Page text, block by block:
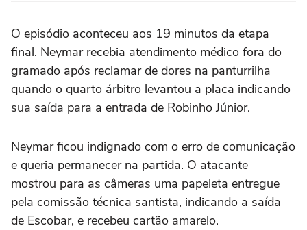
O episódio aconteceu aos 19 minutos da etapa
final. Neymar recebia atendimento médico fora do
gramado após reclamar de dores na panturrilha
quando o quarto árbitro levantou a placa indicando
sua saída para a entrada de Robinho Júnior.
Neymar ficou indignado com o erro de comunicação
e queria permanecer na partida. O atacante
mostrou para as câmeras uma papeleta entregue
pela comissão técnica santista, indicando a saída
de Escobar, e recebeu cartão amarelo.